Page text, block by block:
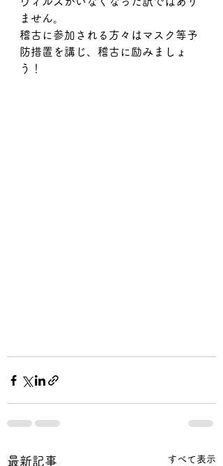
ません。
稽古に参加される方々はマスク等予
防措置を講じ、稽古に励みましょ
う！
最新記事 すべて表示